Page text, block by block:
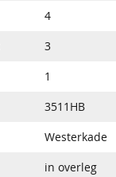
4
3
1
3511HB
Westerkade
in overleg